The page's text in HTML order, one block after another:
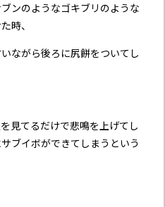
ンのようなゴキブリのような
時、
ながら後ろに尻餅をついてし
見てるだけで悲鳴を上げてし
ブイボができてしまうという